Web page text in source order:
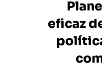
eficaz